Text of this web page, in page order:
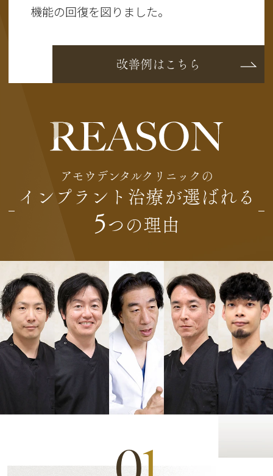
機能の回復を図りました。
改善例はこちら
アモウデンタルクリニックの
インプラント治療が選ばれる
5 つの理由